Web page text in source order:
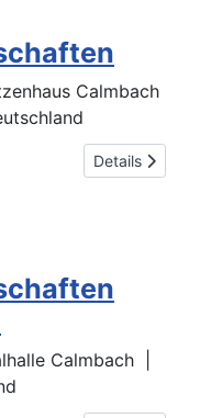
Calmbach
Details
Calmbach